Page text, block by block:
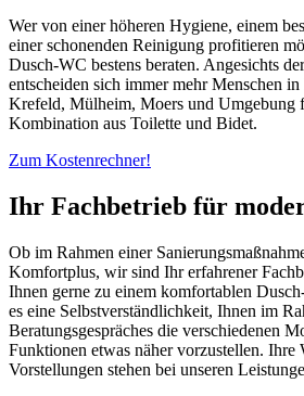
Wer von einer höheren Hygiene, einem
einer schonenden Reinigung profitieren
Dusch-WC bestens beraten. Angesichts
entscheiden sich immer mehr Menschen
Krefeld, Mülheim, Moers und Umgebung
Kombination aus Toilette und Bidet.
Zum Kostenrechner!
Ihr Fachbetrieb für
Ob im Rahmen einer
Komfortplus, wir sind Ihr erfahrener
Ihnen gerne zu einem komfortablen
es eine Selbstverständlichkeit, Ihnen im
Beratungsgespräches die verschiedenen
Funktionen etwas näher vorzustellen. Ihre
Vorstellungen stehen bei unseren